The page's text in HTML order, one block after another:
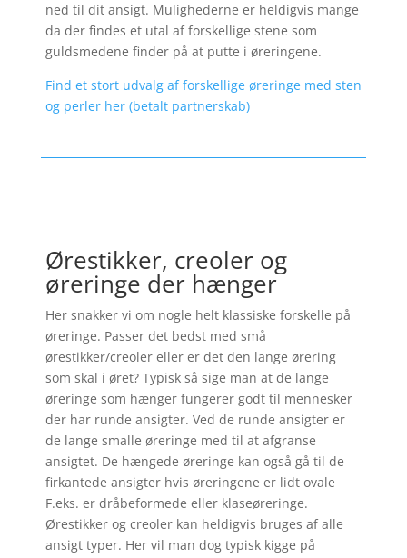
ned til dit ansigt. Mulighederne er heldigvis mange
da der findes et utal af forskellige stene som
guldsmedene finder på at putte i øreringene.
Find et stort udvalg af forskellige øreringe med sten
og perler her (betalt partnerskab)
Ørestikker, creoler og
øreringe der hænger
Her snakker vi om nogle helt klassiske forskelle på
øreringe. Passer det bedst med små
ørestikker/creoler eller er det den lange ørering
som skal i øret? Typisk så sige man at de lange
øreringe som hænger fungerer godt til mennesker
der har runde ansigter. Ved de runde ansigter er
de lange smalle øreringe med til at afgranse
ansigtet. De hængede øreringe kan også gå til de
firkantede ansigter hvis øreringene er lidt ovale
F.eks. er dråbeformede eller klaseøreringe.
Ørestikker og creoler kan heldigvis bruges af alle
ansigt typer. Her vil man dog typisk kigge på